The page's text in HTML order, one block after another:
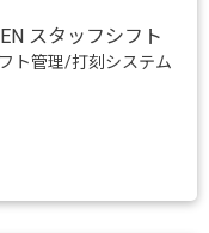
ト管理/打刻システム